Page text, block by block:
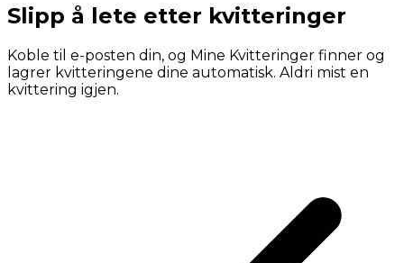
Slipp å lete etter kvitteringer
Koble til e-posten din, og Mine Kvitteringer finner og
lagrer kvitteringene dine automatisk. Aldri mist en
kvittering igjen.